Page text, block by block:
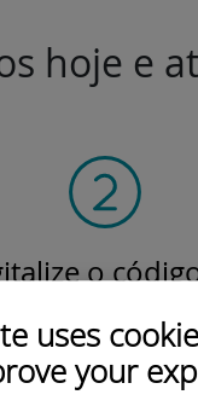
uses
your
hoje e
o
eSIM.
Simples!